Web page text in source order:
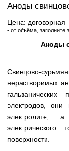
Аноды
Цена: договорная
- от объёма, заполните
Аноды
Свинцово-
нерастворимых
электродов,
электролите,
поверхности.